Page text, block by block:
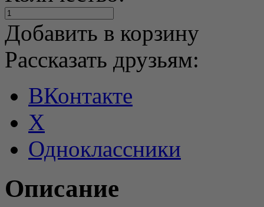
Добавить в корзину
Рассказать друзьям:
ВКонтакте
X
Одноклассники
Описание